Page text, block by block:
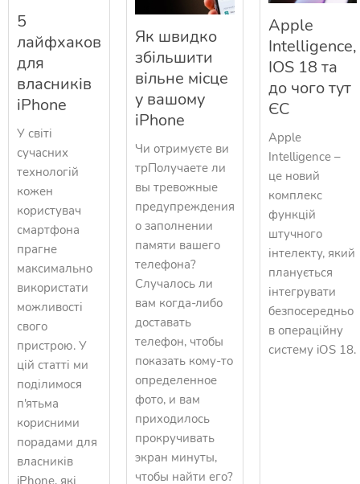
5
лайфхаков
для
власників
iPhone
У світі
сучасних
технологій
кожен
користувач
смартфона
прагне
максимально
використати
можливості
свого
пристрою. У
цій статті ми
поділимося
п'ятьма
корисними
порадами для
власників
Як швидко
збільшити
вільне місце
у вашому
iPhone
Чи отримуєте ви
трПолучаете ли
вы тревожные
предупреждения
о заполнении
памяти вашего
телефона?
Случалось ли
вам когда-либо
доставать
телефон, чтобы
показать кому-то
определенное
фото, и вам
приходилось
прокручивать
экран минуты,
чтобы найти его?
Apple
Intelligence,
IOS 18 та
до чого тут
ЄС
Apple
Intelligence –
це новий
комплекс
функцій
штучного
інтелекту, який
планується
інтегрувати
безпосередньо
в операційну
систему iOS 18.